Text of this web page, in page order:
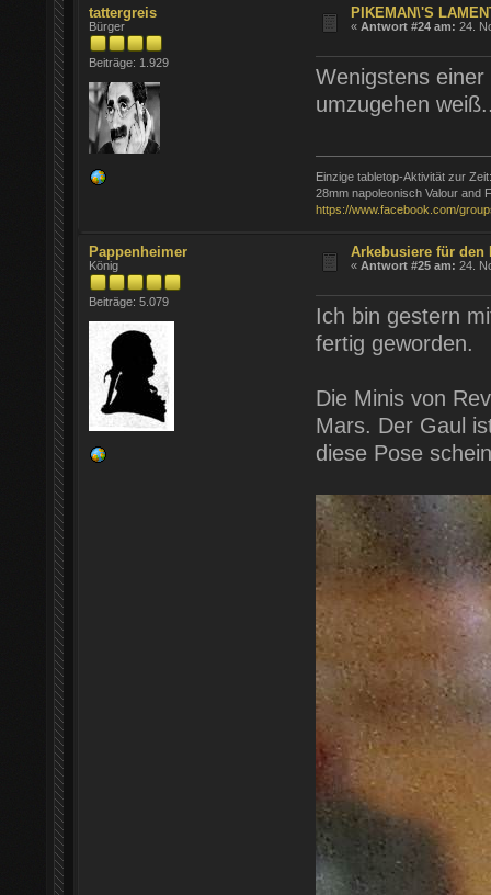
tattergreis
Bürger
Beiträge: 1.929
PIKEMAN\'S
«Antwort #24 am: 24.
Wenigstens
umzugehen
Einzige tabletop-Aktivität zur Zeit:
28mm napoleonisch Valour and
https://www.facebook.com/
Pappenheimer
König
Beiträge: 5.079
Arkebusiere für den
«Antwort #25 am: 24.
Ich bin gestern
fertig geworden.
Die Minis von
Mars. Der Gaul
diese Pose